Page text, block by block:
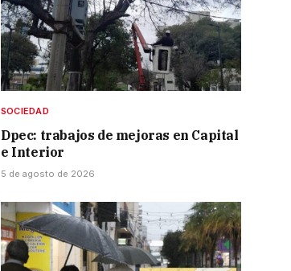
SOCIEDAD
Dpec: trabajos de mejoras en Capital
e Interior
5 de agosto de 2026